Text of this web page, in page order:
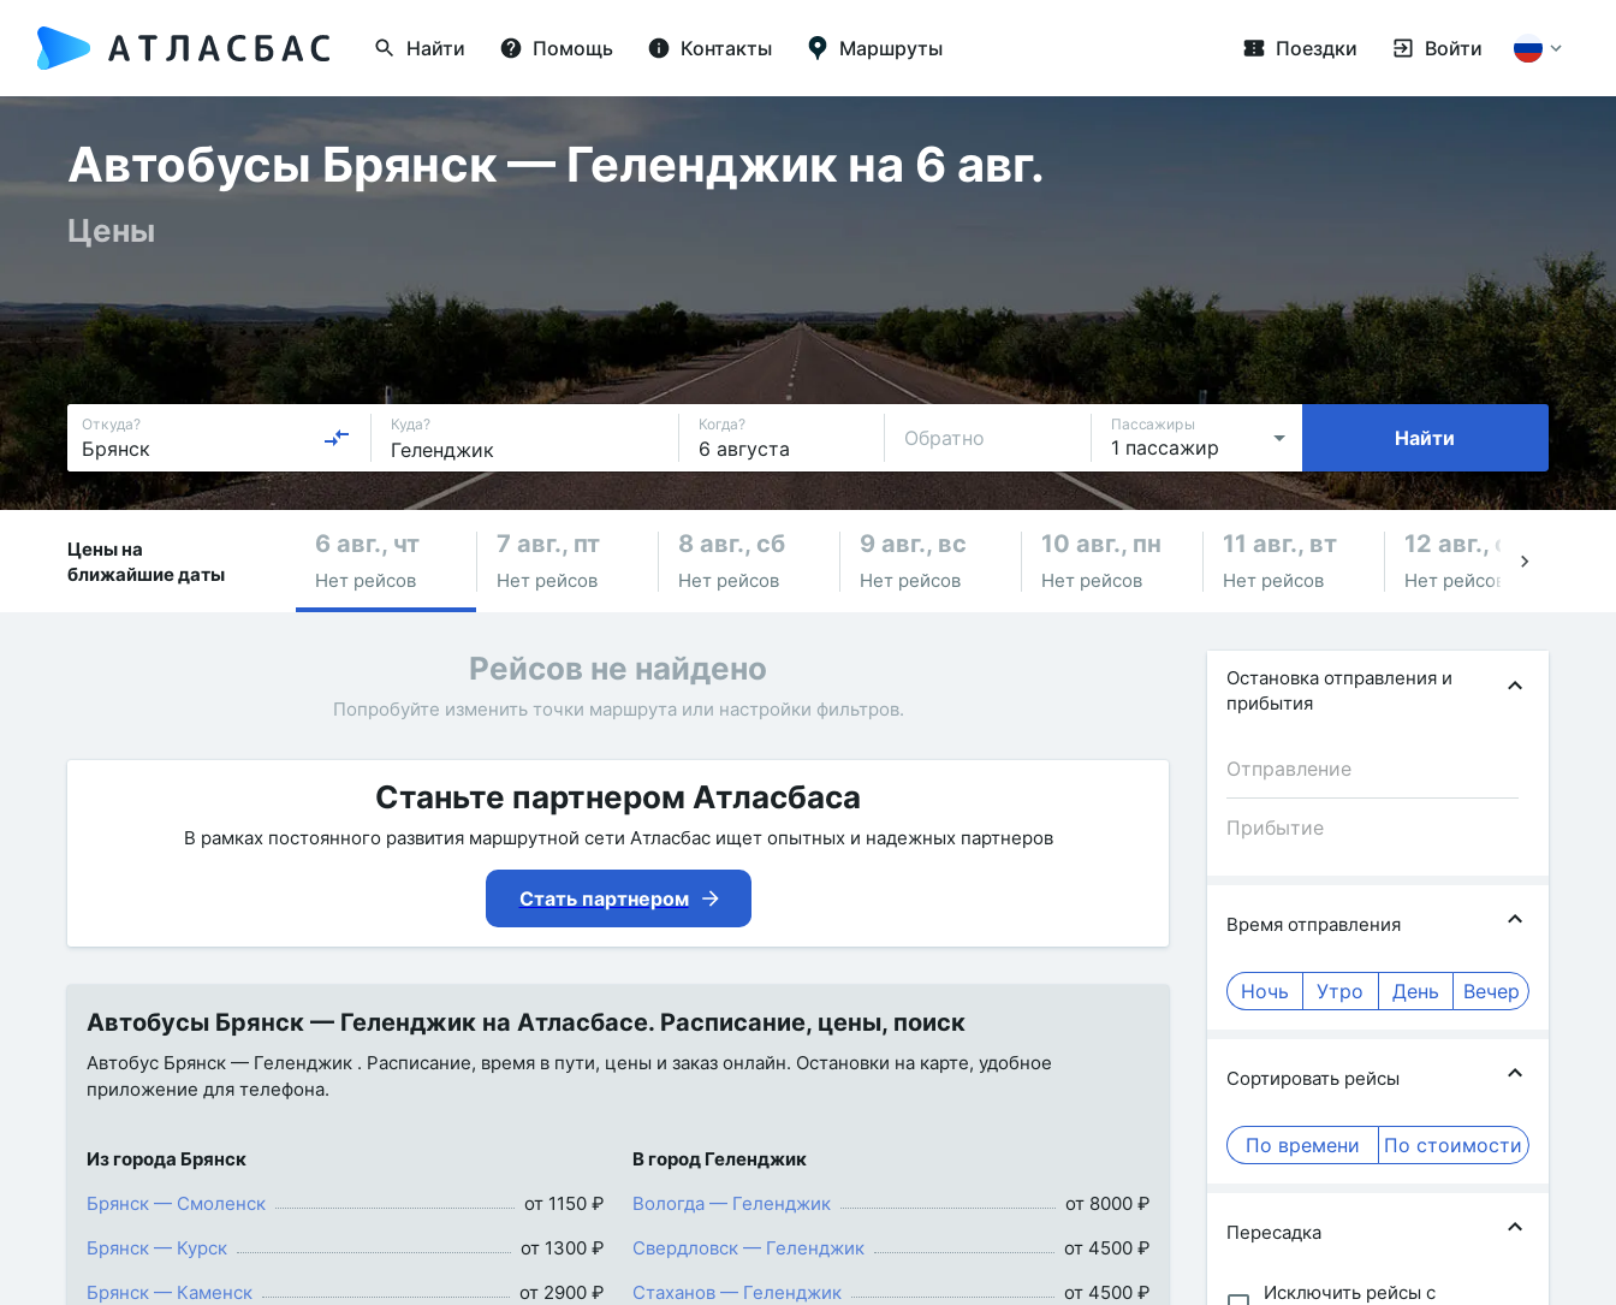
Найти Помощь Контакты Маршруты Поездки Войти
Автобусы Брянск — Геленджик на 6 авг.
Цены
Откуда? Куда? Когда?
Обратно
Пассажиры
Найти
Цены на
ближайшие даты
6 авг., чт
Нет рейсов
7 авг., пт
Нет рейсов
8 авг., сб
Нет рейсов
9 авг., вс
Нет рейсов
10 авг., пн
Нет рейсов
11 авг., вт
Нет рейсов
12 авг., ср
Нет рейсов
Рейсов не найдено
Попробуйте изменить точки маршрута или настройки фильтров.
Станьте партнером Атласбаса
В рамках постоянного развития маршрутной сети Атласбас ищет опытных и надежных партнеров
Стать партнером
Автобусы Брянск — Геленджик на Атласбасе. Расписание, цены, поиск
Автобус Брянск — Геленджик . Расписание, время в пути, цены и заказ онлайн. Остановки на карте, удобное
приложение для телефона.
Из города Брянск
Брянск — Смоленск
от 1150 ₽
Брянск — Курск
от 1300 ₽
Брянск — Каменск
от 2900 ₽
В город Геленджик
Вологда — Геленджик
от 8000 ₽
Свердловск — Геленджик
от 4500 ₽
Стаханов — Геленджик
от 4500 ₽
Остановка отправления и
прибытия
Время отправления
Ночь Утро День Вечер
Сортировать рейсы
По времени По стоимости
Пересадка
Исключить рейсы с